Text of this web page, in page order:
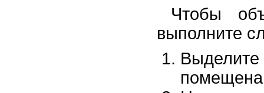
Чтобы
выполните